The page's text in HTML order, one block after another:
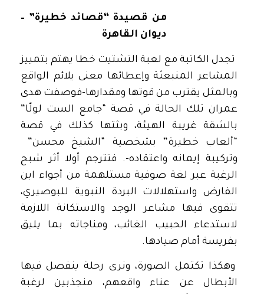
من قصيدة “قصائد خطيرة” –
ديوان القاهرة
تجدل الكاتبة مع لعبة التشتيت خطا يهتم بتمييز
المشاعر المنبعثة وإعطائها معنى يلائم الواقع
وبالمثل يقترب من قوتها ومقدارها-فوصفت هدى
عمران تلك الحالة في قصة “جامع الست لولّا”
بالشقة غريبة الهيئة، وبثتها كذلك في قصة
“ألعاب خطيرة” بشخصية “الشيخ محسن”
وتركيبة إيمانه واعتقاده-. فتترجم أولا أثر شبح
الرغبة عبر لغة صوفية مستلهمة من أجواء ابن
الفارض واستهلالات البردة النبوية للبوصيري،
تتقوى فيها مشاعر الوجد والاستكانة اللازمة
لاستدعاء الحبيب الغائب، ومناجاته بما يليق
بفريسة أمام صيادها.
وهكذا تكتمل الصورة، ونرى رحلة ينفصل فيها
الأبطال عن عناء واقعهم، منجذبين لرغبة